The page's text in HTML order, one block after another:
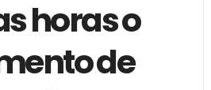
horas o
de